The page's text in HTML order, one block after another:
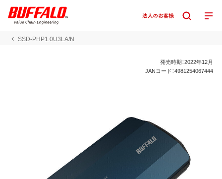
SSD-PHP1.0U3LA/N
発売時期：2022年12月
JANコード：4981254067444